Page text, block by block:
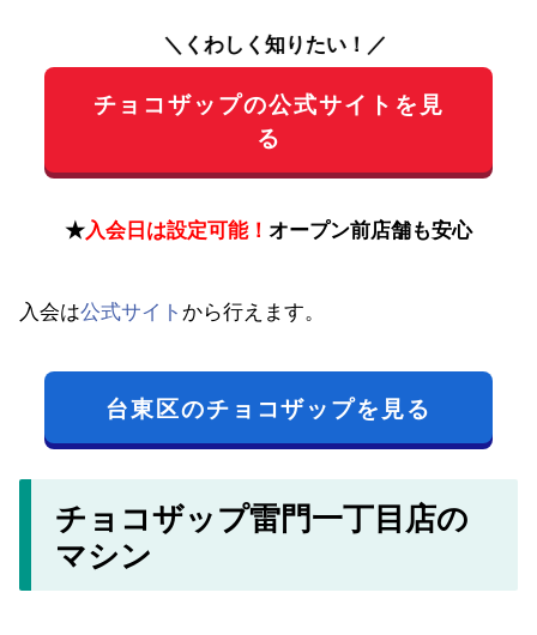
＼くわしく知りたい！／
チョコザップの公式サイトを見
る
★入会日は設定可能！ オープン前店舗も安心
入会は公式サイト から行えます。
台東区のチョコザップを見る
チョコザップ雷門一丁目店の
マシン